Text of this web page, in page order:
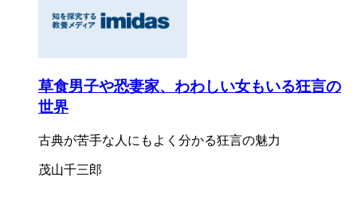
草食男子や恐妻家、わわしい女もいる狂言の
世界
古典が苦手な人にもよく分かる狂言の魅力
茂山千三郎